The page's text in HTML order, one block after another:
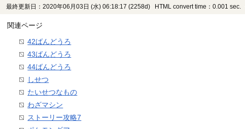
最終更新日：2020年06月03日 (水) 06:18:17 (2258d) HTML convert time：0.001 sec.
関連ページ
42ばんどうろ
43ばんどうろ
44ばんどうろ
しせつ
たいせつなもの
わざマシン
ストーリー攻略7